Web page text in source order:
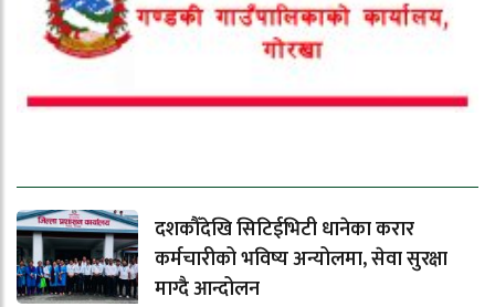
दशकौँदेखि सिटिईभिटी धानेका करार
कर्मचारीको भविष्य अन्योलमा, सेवा सुरक्षा
माग्दै आन्दोलन